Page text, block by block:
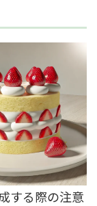
する際の注意